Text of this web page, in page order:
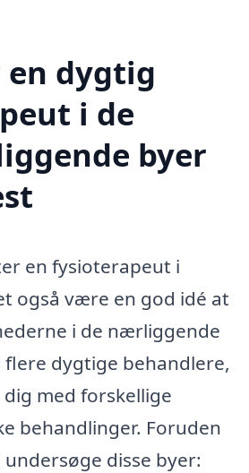
en dygtig
i de
byer
en fysioterapeut i
også være en god idé at
i de nærliggende
flere dygtige behandlere,
med forskellige
behandlinger. Foruden
disse byer: